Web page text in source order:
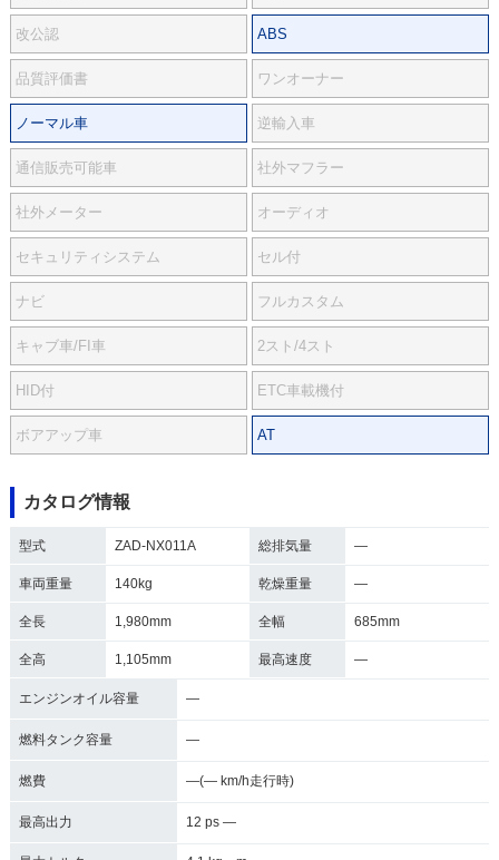
改公認 ABS
品質評価書 ワンオーナー
ノーマル車 逆輸入車
通信販売可能車 社外マフラー
社外メーター オーディオ
セキュリティシステム セル付
ナビ フルカスタム
キャブ車/FI車 2スト/4スト
HID付 ETC車載機付
ボアアップ車 AT
カタログ情報
型式 ZAD-NX011A 総排気量 ―
車両重量 140kg 乾燥重量 ―
全長 1,980mm 全幅 685mm
全高 1,105mm 最高速度 ―
エンジンオイル容量 ―
燃料タンク容量 ―
燃費 ―(― km/h走行時)
最高出力 12 ps ―